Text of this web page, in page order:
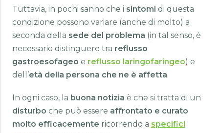
Tuttavia, in pochi sanno che i sintomi di questa
condizione possono variare (anche di molto) a
seconda della sede del problema (in tal senso, è
necessario distinguere tra reflusso
gastroesofageo e reflusso laringofaringeo) e
dell’età della persona che ne è affetta.
In ogni caso, la buona notizia è che si tratta di un
disturbo che può essere affrontato e curato
molto efficacemente ricorrendo a specifici